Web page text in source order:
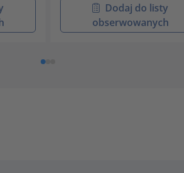
Dodaj do listy
obserwowanych